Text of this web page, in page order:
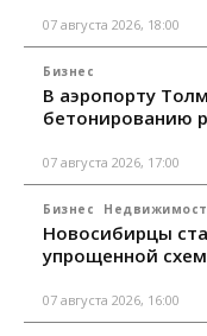
07 августа 2026, 18:00
Бизнес
В аэропорту
бетонированию
07 августа 2026, 17:00
Бизнес
Новосибирцы
упрощенной
07 августа 2026, 16:00